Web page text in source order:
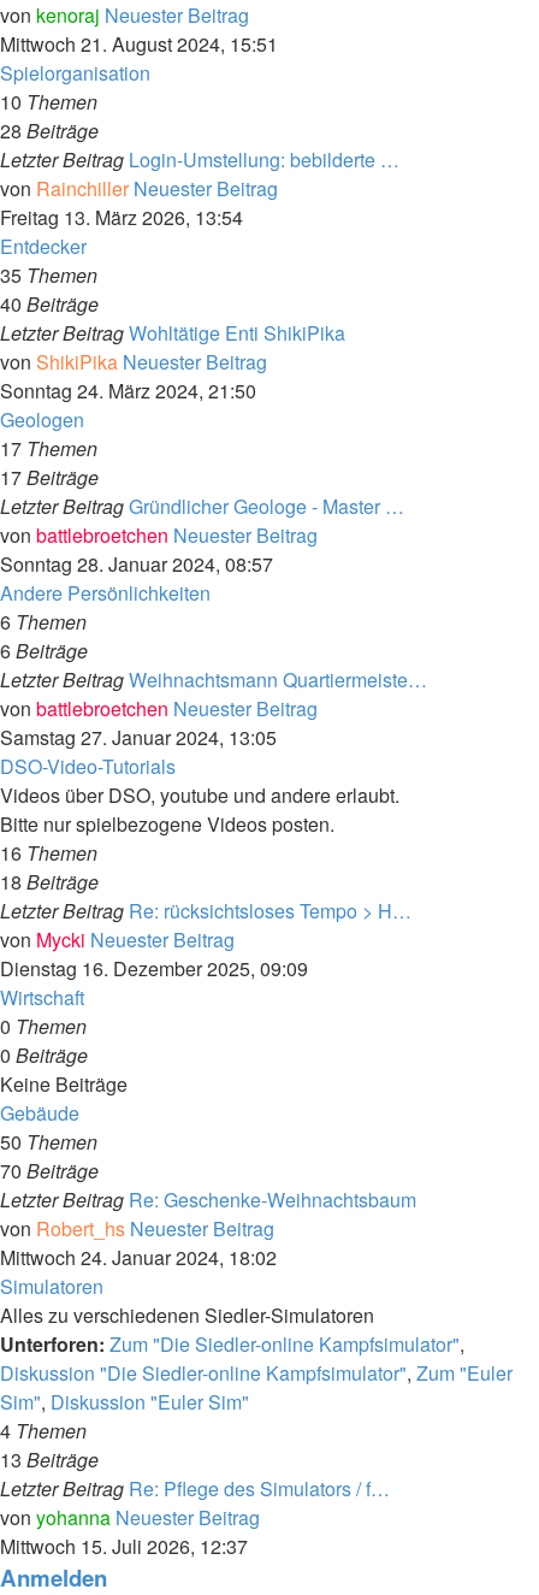
von kenoraj Neuester Beitrag
Mittwoch 21. August 2024, 15:51
Spielorganisation
10 Themen
28 Beiträge
Letzter Beitrag Login-Umstellung: bebilderte …
von Rainchiller Neuester Beitrag
Freitag 13. März 2026, 13:54
Entdecker
35 Themen
40 Beiträge
Letzter BeitragWohltätige Enti ShikiPika
von ShikiPika Neuester Beitrag
Sonntag 24. März 2024, 21:50
Geologen
17 Themen
17Beiträge
Letzter BeitragGründlicher Geologe - Master …
von battlebroetchen Neuester Beitrag
Sonntag 28. Januar 2024, 08:57
Andere Persönlichkeiten
6 Themen
6Beiträge
Letzter BeitragWeihnachtsmann Quartiermeiste…
von battlebroetchen Neuester Beitrag
Samstag 27. Januar 2024, 13:05
DSO-Video-Tutorials
Videos über DSO, youtube und andere erlaubt.
Bitte nur spielbezogene Videos posten.
16 Themen
18 Beiträge
Letzter Beitrag Re: rücksichtsloses Tempo > H…
von Mycki Neuester Beitrag
Dienstag 16. Dezember 2025, 09:09
Wirtschaft
0 Themen
0 Beiträge
Keine Beiträge
Gebäude
50 Themen
70 Beiträge
Letzter Beitrag Re: Geschenke-Weihnachtsbaum
von Robert_hs Neuester Beitrag
Mittwoch 24. Januar 2024, 18:02
Simulatoren
Alles zu verschiedenen Siedler-Simulatoren
Unterforen: Zum "Die Siedler-online Kampfsimulator",
Diskussion "Die Siedler-online Kampfsimulator", Zum "Euler
Sim", Diskussion "Euler Sim"
4 Themen
13 Beiträge
Letzter Beitrag Re: Pflege des Simulators / f…
von yohanna Neuester Beitrag
Mittwoch 15. Juli 2026, 12:37
Anmelden